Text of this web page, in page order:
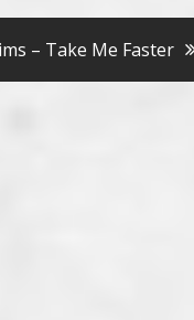
– Take Me Faster